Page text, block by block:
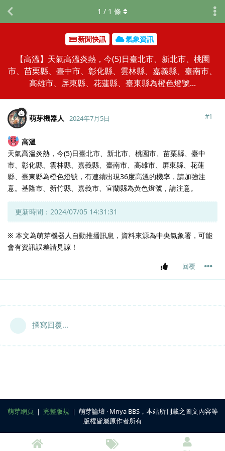
新聞快訊 氣象資訊
【高溫】天氣高溫炎熱，今(5)日臺北市、新北市、桃園
市、苗栗縣、臺中市、彰化縣、雲林縣、嘉義縣、臺南市、
高雄市、屏東縣、花蓮縣、臺東縣為橙色燈號...
1 / 1 條
萌芽機器人 2024年7月5日 #1
高溫
天氣高溫炎熱，今(5)日臺北市、新北市、桃園市、苗栗縣、臺中
市、彰化縣、雲林縣、嘉義縣、臺南市、高雄市、屏東縣、花蓮
縣、臺東縣為橙色燈號，有連續出現36度高溫的機率，請加強注
意。基隆市、新竹縣、嘉義市、宜蘭縣為黃色燈號，請注意。
更新時間：2024/07/05 14:31:31
※ 本文為萌芽機器人自動推播訊息，資料來源為中央氣象署，可能
會有資訊誤差請見諒！
回覆
撰寫回覆...
萌芽網頁｜ 完整版規 ｜ 萌芽論壇 ‧ Mnya BBS，本站所刊載之圖文內容等
版權皆屬原作者所有